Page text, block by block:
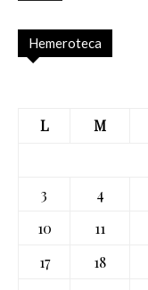
Hemeroteca
L
M
3
4
10
11
17
18